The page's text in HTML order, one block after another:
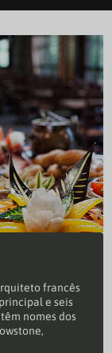
francês
e seis
nomes dos